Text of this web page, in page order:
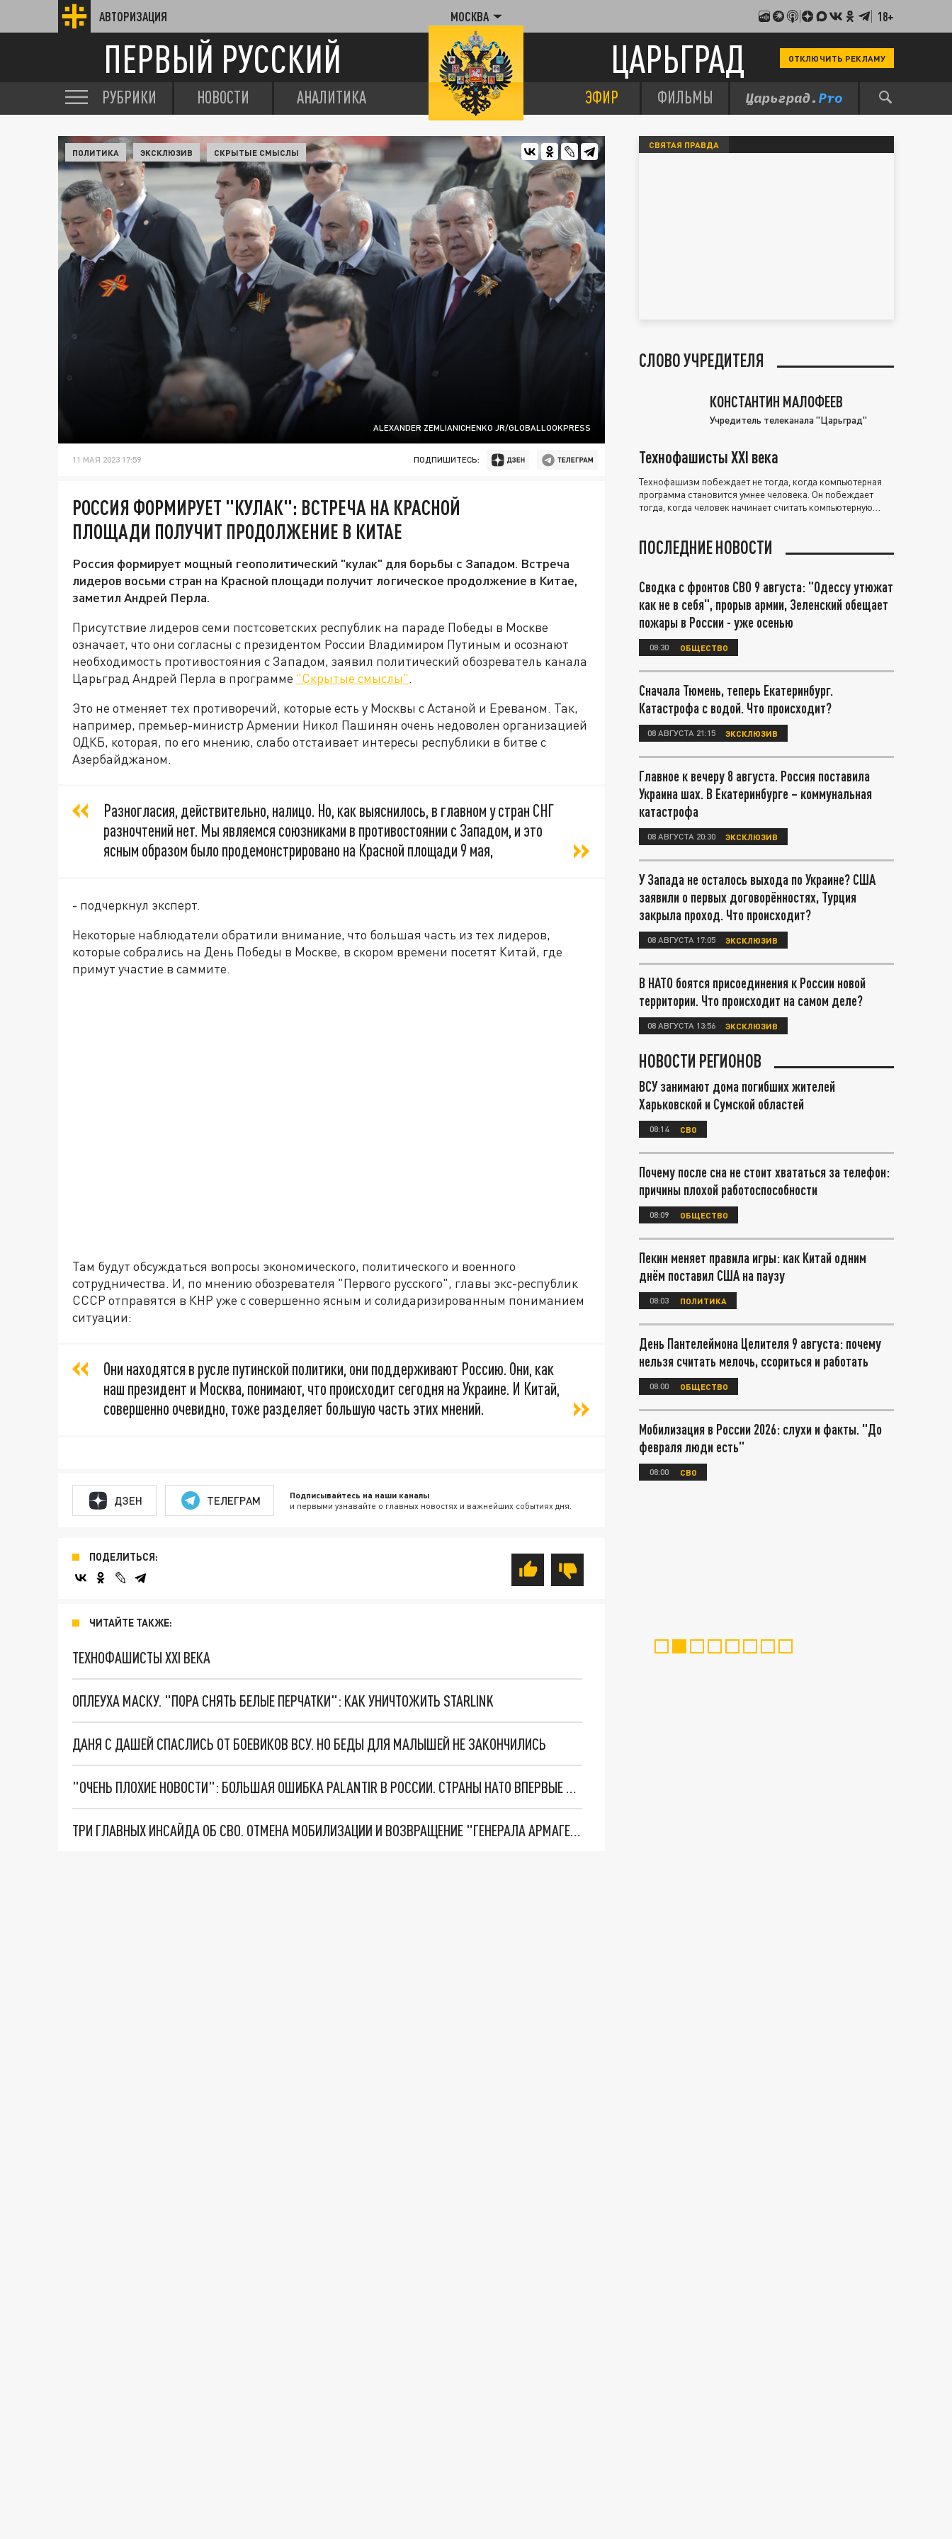
АВТОРИЗАЦИЯ МОСКВА 18+
ПЕРВЫЙ РУССКИЙ ЦАРЬГРАД ОТКЛЮЧИТЬ РЕКЛАМУ
РУБРИКИ НОВОСТИ АНАЛИТИКА ЭФИР ФИЛЬМЫ
ALEXANDER ZEMLIANICHENKO JR/GLOBALLOOKPRESS
ПОЛИТИКА ЭКСКЛЮЗИВ СКРЫТЫЕ СМЫСЛЫ
11 МАЯ 2023 17:59 ПОДПИШИТЕСЬ:
РОССИЯ ФОРМИРУЕТ "КУЛАК": ВСТРЕЧА НА КРАСНОЙ
ПЛОЩАДИ ПОЛУЧИТ ПРОДОЛЖЕНИЕ В КИТАЕ
Россия формирует мощный геополитический "кулак" для борьбы с Западом. Встреча
лидеров восьми стран на Красной площади получит логическое продолжение в Китае,
заметил Андрей Перла.
Присутствие лидеров семи постсоветских республик на параде Победы в Москве
означает, что они согласны с президентом России Владимиром Путиным и осознают
необходимость противостояния с Западом, заявил политический обозреватель канала
Царьград Андрей Перла в программе "Скрытые смыслы".
Это не отменяет тех противоречий, которые есть у Москвы с Астаной и Ереваном. Так,
например, премьер-министр Армении Никол Пашинян очень недоволен организацией
ОДКБ, которая, по его мнению, слабо отстаивает интересы республики в битве с
Азербайджаном.
Разногласия, действительно, налицо. Но, как выяснилось, в главном у стран СНГ
разночтений нет. Мы являемся союзниками в противостоянии с Западом, и это
ясным образом было продемонстрировано на Красной площади 9 мая,
- подчеркнул эксперт.
Некоторые наблюдатели обратили внимание, что большая часть из тех лидеров,
которые собрались на День Победы в Москве, в скором времени посетят Китай, где
примут участие в саммите.
Там будут обсуждаться вопросы экономического, политического и военного
сотрудничества. И, по мнению обозревателя "Первого русского", главы экс-республик
СССР отправятся в КНР уже с совершенно ясным и солидаризированным пониманием
ситуации:
Они находятся в русле путинской политики, они поддерживают Россию. Они, как
наш президент и Москва, понимают, что происходит сегодня на Украине. И Китай,
совершенно очевидно, тоже разделяет большую часть этих мнений.
ДЗЕН ТЕЛЕГРАМ Подписывайтесь на наши каналы
и первыми узнавайте о главных новостях и важнейших событиях дня.
ПОДЕЛИТЬСЯ:
ЧИТАЙТЕ ТАКЖЕ:
ТЕХНОФАШИСТЫ XXI ВЕКА
ОПЛЕУХА МАСКУ. "ПОРА СНЯТЬ БЕЛЫЕ ПЕРЧАТКИ": КАК УНИЧТОЖИТЬ STARLINK
ДАНЯ С ДАШЕЙ СПАСЛИСЬ ОТ БОЕВИКОВ ВСУ. НО БЕДЫ ДЛЯ МАЛЫШЕЙ НЕ ЗАКОНЧИЛИСЬ
"ОЧЕНЬ ПЛОХИЕ НОВОСТИ": БОЛЬШАЯ ОШИБКА PALANTIR В РОССИИ. СТРАНЫ НАТО ВПЕРВЫЕ ЗА СВО ОСТАНОВИЛИ ПОСТАВКИ ОРУЖИЯ. ВСУ ТЕРЯЮТ ПРИГРАНИЧЬЕ?
ТРИ ГЛАВНЫХ ИНСАЙДА ОБ СВО. ОТМЕНА МОБИЛИЗАЦИИ И ВОЗВРАЩЕНИЕ "ГЕНЕРАЛА АРМАГЕДДОНА"? ОТЛИЧНЫЕ НОВОСТИ, КОТОРЫЕ ЖДАЛИ ВСЕ
СВЯТАЯ ПРАВДА
СЛОВО УЧРЕДИТЕЛЯ
КОНСТАНТИН МАЛОФЕЕВ
Учредитель телеканала "Царьград"
Технофашисты XXI века
Технофашизм побеждает не тогда, когда компьютерная
программа становится умнее человека. Он побеждает
тогда, когда человек начинает считать компьютерную
ПОСЛЕДНИЕ НОВОСТИ
Сводка с фронтов СВО 9 августа: "Одессу утюжат
как не в себя", прорыв армии, Зеленский обещает
пожары в России - уже осенью
08:30 ОБЩЕСТВО
Сначала Тюмень, теперь Екатеринбург.
Катастрофа с водой. Что происходит?
08 АВГУСТА 21:15 ЭКСКЛЮЗИВ
Главное к вечеру 8 августа. Россия поставила
Украина шах. В Екатеринбурге – коммунальная
катастрофа
08 АВГУСТА 20:30 ЭКСКЛЮЗИВ
У Запада не осталось выхода по Украине? США
заявили о первых договорённостях, Турция
закрыла проход. Что происходит?
08 АВГУСТА 17:05 ЭКСКЛЮЗИВ
В НАТО боятся присоединения к России новой
территории. Что происходит на самом деле?
08 АВГУСТА 13:56 ЭКСКЛЮЗИВ
НОВОСТИ РЕГИОНОВ
ВСУ занимают дома погибших жителей
Харьковской и Сумской областей
08:14 СВО
Почему после сна не стоит хвататься за телефон:
причины плохой работоспособности
08:09 ОБЩЕСТВО
Пекин меняет правила игры: как Китай одним
днём поставил США на паузу
08:03 ПОЛИТИКА
День Пантелеймона Целителя 9 августа: почему
нельзя считать мелочь, ссориться и работать
08:00 ОБЩЕСТВО
Мобилизация в России 2026: слухи и факты. "До
февраля люди есть"
08:00 СВО